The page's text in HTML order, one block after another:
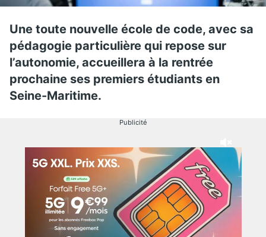
Une toute nouvelle école de code, avec sa
pédagogie particulière qui repose sur
l’autonomie, accueillera à la rentrée
prochaine ses premiers étudiants en
Seine-Maritime.
Publicité